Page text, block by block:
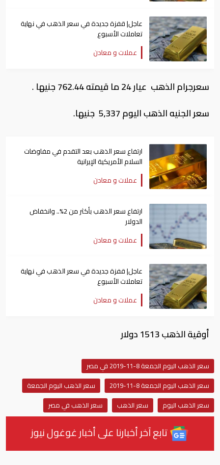
عاجل| قفزة جديدة في سعر الذهب في نهاية
تعاملات الأسبوع
عملات و معادن
سعرجرام الذهب عيار 24 ما قيمته 762.44 جنيها .
سعر الجنيه الذهب اليوم 5,337 جنيها.
ارتفاع سعر الذهب بعد التقدم في مفاوضات
السلام الأمريكية الإيرانية
عملات و معادن
ارتفاع سعر الذهب بأكثر من 2%.. وانخفاض
الدولار
عملات و معادن
عاجل| قفزة جديدة في سعر الذهب في نهاية
تعاملات الأسبوع
عملات و معادن
أوقية الذهب 1513 دولار
سعر الذهب اليوم الجمعة 8-11-2019 في مصر
سعر الذهب اليوم الجمعة 8-11-2019
سعر الذهب اليوم الجمعة
سعر الذهب اليوم
سعر الذهب سعر الذهب في مصر
تابع آخر أخبارنا على أخبار غوغول نيوز